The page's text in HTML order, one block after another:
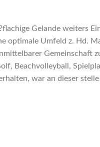
Gelande weiters
optimale Umfeld z. Hd.
Gemeinschaft
Beachvolleyball,
war an dieser stelle